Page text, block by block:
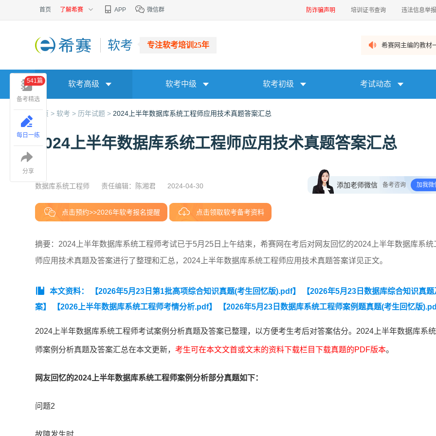
首页 了解希赛 APP 微信群 防诈骗声明 培训证书查询 违法信息举报
软考 专注软考培训25年 希赛网主编的教材
软考高级 软考中级 软考初级 考试动态
首页 > 软考 > 历年试题 > 2024上半年数据库系统工程师应用技术真题答案汇总
2024上半年数据库系统工程师应用技术真题答案汇总
数据库系统工程师 责任编辑：陈湘君 2024-04-30 添加老师微信 备考咨询 加我微
点击预约>>2026年软考报名提醒 点击领取软考备考资料
摘要：2024上半年数据库系统工程师考试已于5月25日上午结束，希赛网在考后对网友回忆的2024上半年数据库系统
师应用技术真题及答案进行了整理和汇总，2024上半年数据库系统工程师应用技术真题答案详见正文。
本文资料： 【2026年5月23日第1批高项综合知识真题(考生回忆版).pdf】
【2026年5月23日数据库综合知识真
案】
【2026上半年数据库系统工程师考情分析.pdf】
【2026年5月23日数据库系统工程师案例题真题(考生回忆版
统工程师考试综合知识真题】 【2020-2023年软考数据库系统工程师真题汇总】
2024上半年数据库系统工程师考试案例分析真题及答案已整理，以方便考生考后对答案估分。2024上半年数据库系
师案例分析真题及答案汇总在本文更新， 考生可在本文文首或文末的资料下载栏目下载真题的PDF版本。
网友回忆的2024上半年数据库系统工程师案例分析部分真题如下：
问题2
备考精选
541篇
每日一练
分享